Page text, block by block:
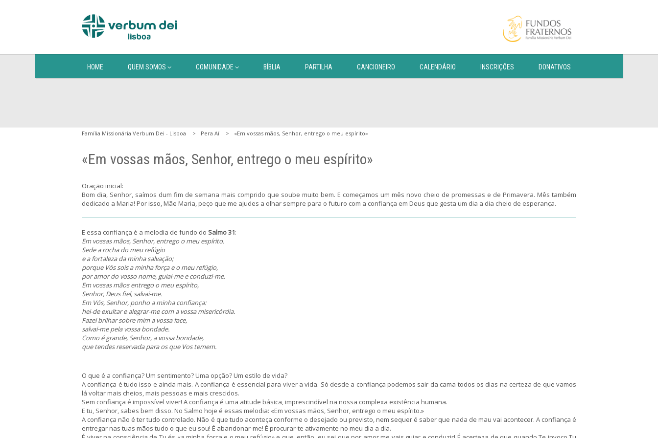
HOME QUEM SOMOS COMUNIDADE BÍBLIA PARTILHA CANCIONEIRO CALENDÁRIO INSCRIÇÕES DONATIVOS
Família Missionária Verbum Dei - Lisboa Pera Aí «Em vossas mãos, Senhor, entrego o meu espírito»
«Em vossas mãos, Senhor, entrego o meu espírito»
Oração inicial:
Bom dia, Senhor, saímos dum fim de semana mais comprido que soube muito bem. E começamos um mês novo cheio de promessas e de Primavera. Mês também
dedicado a Maria! Por isso, Mãe Maria, peço que me ajudes a olhar sempre para o futuro com a confiança em Deus que gesta um dia a dia cheio de esperança.
E essa confiança é a melodia de fundo do Salmo 31:
Em vossas mãos, Senhor, entrego o meu espírito.
Sede a rocha do meu refúgio
e a fortaleza da minha salvação;
porque Vós sois a minha força e o meu refúgio,
por amor do vosso nome, guiai-me e conduzi-me.
Em vossas mãos entrego o meu espírito,
Senhor, Deus fiel, salvai-me.
Em Vós, Senhor, ponho a minha confiança:
hei-de exultar e alegrar-me com a vossa misericórdia.
Fazei brilhar sobre mim a vossa face,
salvai-me pela vossa bondade.
Como é grande, Senhor, a vossa bondade,
que tendes reservada para os que Vos temem.
O que é a confiança? Um sentimento? Uma opção? Um estilo de vida?
A confiança é tudo isso e ainda mais. A confiança é essencial para viver a vida. Só desde a confiança podemos sair da cama todos os dias na certeza de que vamos
lá voltar mais cheios, mais pessoas e mais crescidos.
Sem confiança é impossível viver! A confiança é uma atitude básica, imprescindível na nossa complexa existência humana.
E tu, Senhor, sabes bem disso. No Salmo hoje é essas melodia: «Em vossas mãos, Senhor, entrego o meu espírito.»
A confiança não é ter tudo controlado. Não é que tudo aconteça conforme o desejado ou previsto, nem sequer é saber que nada de mau vai acontecer. A confiança é
entregar nas tuas mãos tudo o que eu sou! É abandonar-me! É procurar-te ativamente no meu dia a dia.